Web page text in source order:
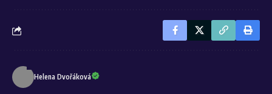
Helena Dvořáková